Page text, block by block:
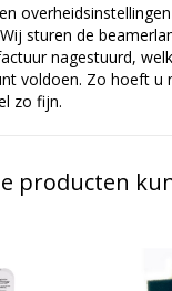
sturen de
nagestuurd,
voldoen. Zo hoeft u
zo fijn.
producten